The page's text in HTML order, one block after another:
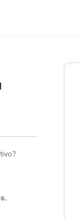
.